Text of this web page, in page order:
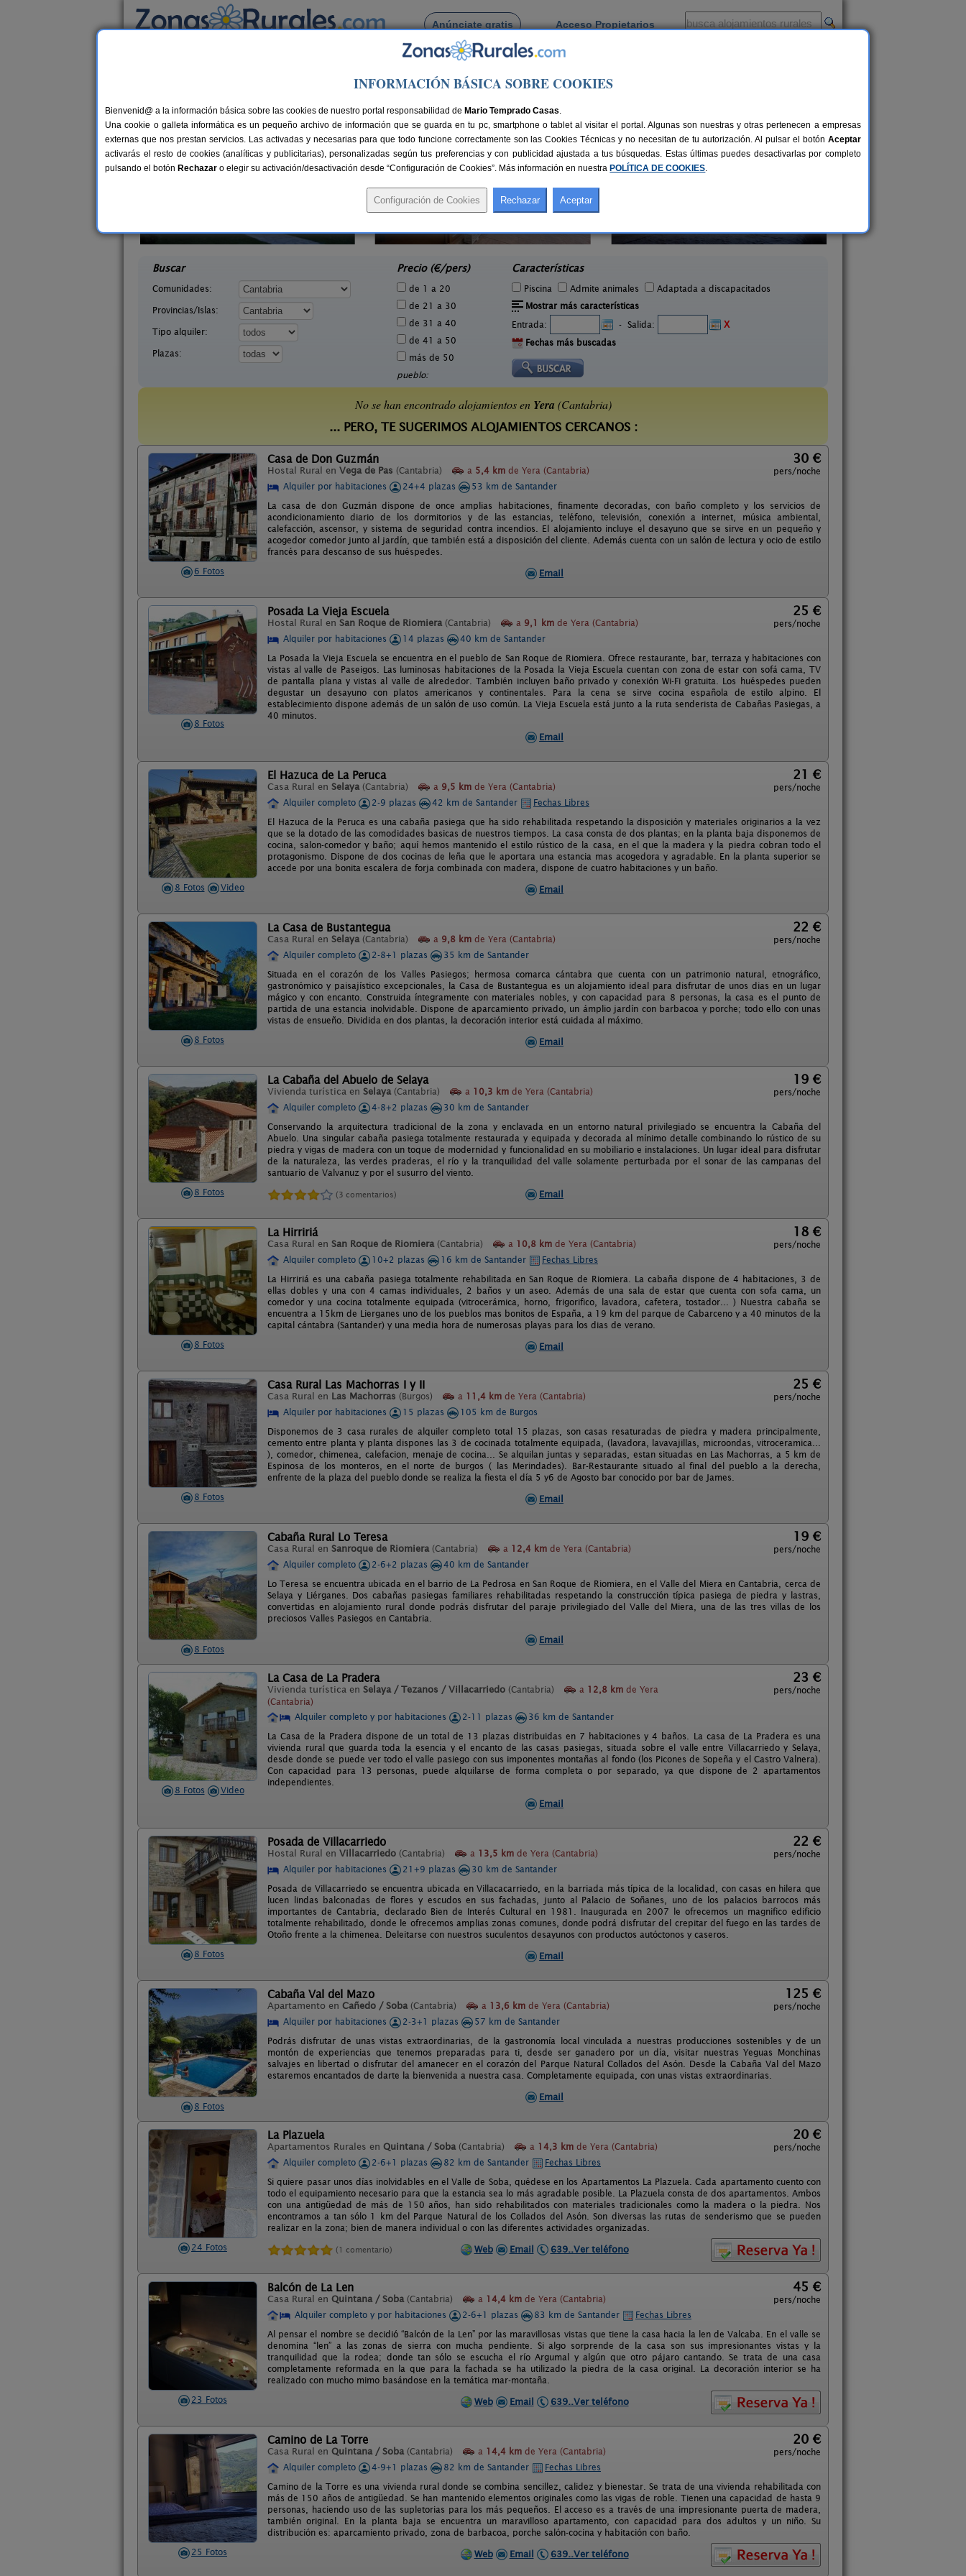
Anúnciate gratis Acceso Propietarios
Busca por pueblo
Casas Rurales cerca de Yera
25 €
El Trineo de Campoo
Buscar
Comunidades:
Provincias/Islas:
Tipo alquiler:
Plazas:
Precio (€/pers)
de 1 a 20
de 21 a 30
de 31 a 40
de 41 a 50
más de 50
pueblo:
Características
Piscina Admite animales
Adaptada a discapacitados
Mostrar más características
Entrada:
- Salida:
X
Fechas más buscadas
No se han encontrado alojamientos en Yera (Cantabria)
... PERO, TE SUGERIMOS ALOJAMIENTOS CERCANOS :
6 Fotos
Casa de Don Guzmán
Hostal Rural en Vega de Pas (Cantabria) a 5,4 km de Yera (Cantabria)
30 €
pers/noche
Alquiler por habitaciones
24+4 plazas
53 km de Santander
La casa de don Guzmán dispone de once amplias habitaciones, finamente decoradas, con baño completo y los servicios de
acondicionamiento diario de los dormitorios y de las estancias, teléfono, televisión, conexión a internet, música ambiental,
calefacción, ascensor, y sistema de seguridad contra incendios. El alojamiento incluye el desayuno que se sirve en un pequeño y
acogedor comedor junto al jardín, que también está a disposición del cliente. Además cuenta con un salón de lectura y ocio de estilo
francés para descanso de sus huéspedes.
Email
8 Fotos
Posada La Vieja Escuela
Hostal Rural en San Roque de Riomiera (Cantabria) a 9,1 km de Yera (Cantabria)
25 €
pers/noche
Alquiler por habitaciones
14 plazas
40 km de Santander
La Posada la Vieja Escuela se encuentra en el pueblo de San Roque de Riomiera. Ofrece restaurante, bar, terraza y habitaciones con
vistas al valle de Paseigos. Las luminosas habitaciones de la Posada la Vieja Escuela cuentan con zona de estar con sofá cama, TV
de pantalla plana y vistas al valle de alrededor. También incluyen baño privado y conexión Wi-Fi gratuita. Los huéspedes pueden
degustar un desayuno con platos americanos y continentales. Para la cena se sirve cocina española de estilo alpino. El
establecimiento dispone además de un salón de uso común. La Vieja Escuela está junto a la ruta senderista de Cabañas Pasiegas, a
40 minutos.
Email
8 Fotos Video
El Hazuca de La Peruca
Casa Rural en Selaya (Cantabria) a 9,5 km de Yera (Cantabria)
21 €
pers/noche
Alquiler completo
2-9 plazas 42 km de Santander
Fechas Libres
El Hazuca de la Peruca es una cabaña pasiega que ha sido rehabilitada respetando la disposición y materiales originarios a la vez
que se la dotado de las comodidades basicas de nuestros tiempos. La casa consta de dos plantas; en la planta baja disponemos de
cocina, salon-comedor y baño; aquí hemos mantenido el estilo rústico de la casa, en el que la madera y la piedra cobran todo el
protagonismo. Dispone de dos cocinas de leña que le aportara una estancia mas acogedora y agradable. En la planta superior se
accede por una bonita escalera de forja combinada con madera, dispone de cuatro habitaciones y un baño.
Email
8 Fotos
La Casa de Bustantegua
Casa Rural en Selaya (Cantabria) a 9,8 km de Yera (Cantabria)
22 €
pers/noche
Alquiler completo
2-8+1 plazas
35 km de Santander
Situada en el corazón de los Valles Pasiegos; hermosa comarca cántabra que cuenta con un patrimonio natural, etnográfico,
gastronómico y paisajístico excepcionales, la Casa de Bustantegua es un alojamiento ideal para disfrutar de unos dias en un lugar
mágico y con encanto. Construida íntegramente con materiales nobles, y con capacidad para 8 personas, la casa es el punto de
partida de una estancia inolvidable. Dispone de aparcamiento privado, un ámplio jardín con barbacoa y porche; todo ello con unas
vistas de ensueño. Dividida en dos plantas, la decoración interior está cuidada al máximo.
Email
8 Fotos
La Cabaña del Abuelo de Selaya
Vivienda turística en Selaya (Cantabria) a 10,3 km de Yera (Cantabria)
19 €
pers/noche
Alquiler completo
4-8+2 plazas
30 km de Santander
Conservando la arquitectura tradicional de la zona y enclavada en un entorno natural privilegiado se encuentra la Cabaña del
Abuelo. Una singular cabaña pasiega totalmente restaurada y equipada y decorada al mínimo detalle combinando lo rústico de su
piedra y vigas de madera con un toque de modernidad y funcionalidad en su mobiliario e instalaciones. Un lugar ideal para disfrutar
de la naturaleza, las verdes praderas, el río y la tranquilidad del valle solamente perturbada por el sonar de las campanas del
santuario de Valvanuz y por el susurro del viento.
(3 comentarios) Email
8 Fotos
La Hirririá
Casa Rural en San Roque de Riomiera (Cantabria) a 10,8 km de Yera (Cantabria)
18 €
pers/noche
Alquiler completo
10+2 plazas 16 km de Santander
Fechas Libres
La Hirririá es una cabaña pasiega totalmente rehabilitada en San Roque de Riomiera. La cabaña dispone de 4 habitaciones, 3 de
ellas dobles y una con 4 camas individuales, 2 baños y un aseo. Además de una sala de estar que cuenta con sofa cama, un
comedor y una cocina totalmente equipada (vitrocerámica, horno, frigorifico, lavadora, cafetera, tostador... ) Nuestra cabaña se
encuentra a 15km de Lierganes uno de los pueblos mas bonitos de España, a 19 km del parque de Cabarceno y a 40 minutos de la
capital cántabra (Santander) y una media hora de numerosas playas para los dias de verano.
Email
8 Fotos
Casa Rural Las Machorras I y II
Casa Rural en Las Machorras (Burgos) a 11,4 km de Yera (Cantabria)
25 €
pers/noche
Alquiler por habitaciones
15 plazas
105 km de Burgos
Disponemos de 3 casa rurales de alquiler completo total 15 plazas, son casas resaturadas de piedra y madera principalmente,
cemento entre planta y planta dispones las 3 de cocinada totalmente equipada, (lavadora, lavavajillas, microondas, vitroceramica...
), comedor, chimenea, calefacion, menaje de cocina... Se alquilan juntas y separadas, estan situadas en Las Machorras, a 5 km de
Espinosa de los monteros, en el norte de burgos ( las Merindades). Bar-Restaurante situado al final del pueblo a la derecha,
enfrente de la plaza del pueblo donde se realiza la fiesta el día 5 y6 de Agosto bar conocido por bar de James.
Email
8 Fotos
Cabaña Rural Lo Teresa
Casa Rural en Sanroque de Riomiera (Cantabria) a 12,4 km de Yera (Cantabria)
19 €
pers/noche
Alquiler completo
2-6+2 plazas
40 km de Santander
Lo Teresa se encuentra ubicada en el barrio de La Pedrosa en San Roque de Riomiera, en el Valle del Miera en Cantabria, cerca de
Selaya y Liérganes. Dos cabañas pasiegas familiares rehabilitadas respetando la construcción típica pasiega de piedra y lastras,
convertidas en alojamiento rural donde podrás disfrutar del paraje privilegiado del Valle del Miera, una de las tres villas de los
preciosos Valles Pasiegos en Cantabria.
Email
8 Fotos Video
La Casa de La Pradera
Vivienda turística en Selaya / Tezanos / Villacarriedo (Cantabria) a 12,8 km de Yera
(Cantabria)
23 €
pers/noche
Alquiler completo y por habitaciones 2-11 plazas
36 km de Santander
La Casa de la Pradera dispone de un total de 13 plazas distribuidas en 7 habitaciones y 4 baños. La casa de La Pradera es una
vivienda rural que guarda toda la esencia y el encanto de las casas pasiegas, situada sobre el valle entre Villacarriedo y Selaya,
desde donde se puede ver todo el valle pasiego con sus imponentes montañas al fondo (los Picones de Sopeña y el Castro Valnera).
Con capacidad para 13 personas, puede alquilarse de forma completa o por separado, ya que dispone de 2 apartamentos
independientes.
Email
8 Fotos
Posada de Villacarriedo
Hostal Rural en Villacarriedo (Cantabria) a 13,5 km de Yera (Cantabria)
22 €
pers/noche
Alquiler por habitaciones
21+9 plazas
30 km de Santander
Posada de Villacarriedo se encuentra ubicada en Villacacarriedo, en la barriada más típica de la localidad, con casas en hilera que
lucen lindas balconadas de flores y escudos en sus fachadas, junto al Palacio de Soñanes, uno de los palacios barrocos más
importantes de Cantabria, declarado Bien de Interés Cultural en 1981. Inaugurada en 2007 le ofrecemos un magnifico edificio
totalmente rehabilitado, donde le ofrecemos amplias zonas comunes, donde podrá disfrutar del crepitar del fuego en las tardes de
Otoño frente a la chimenea. Deleitarse con nuestros suculentos desayunos con productos autóctonos y caseros.
Email
8 Fotos
Cabaña Val del Mazo
Apartamento en Cañedo / Soba (Cantabria) a 13,6 km de Yera (Cantabria)
125 €
pers/noche
Alquiler por habitaciones
2-3+1 plazas
57 km de Santander
Podrás disfrutar de unas vistas extraordinarias, de la gastronomía local vinculada a nuestras producciones sostenibles y de un
montón de experiencias que tenemos preparadas para ti, desde ser ganadero por un día, visitar nuestras Yeguas Monchinas
salvajes en libertad o disfrutar del amanecer en el corazón del Parque Natural Collados del Asón. Desde la Cabaña Val del Mazo
estaremos encantados de darte la bienvenida a nuestra casa. Completamente equipada, con unas vistas extraordinarias.
Email
24 Fotos
La Plazuela
Apartamentos Rurales en Quintana / Soba (Cantabria) a 14,3 km de Yera (Cantabria)
20 €
pers/noche
Alquiler completo
2-6+1 plazas 82 km de Santander
Fechas Libres
Si quiere pasar unos días inolvidables en el Valle de Soba, quédese en los Apartamentos La Plazuela. Cada apartamento cuento con
todo el equipamiento necesario para que la estancia sea lo más agradable posible. La Plazuela consta de dos apartamentos. Ambos
con una antigüedad de más de 150 años, han sido rehabilitados con materiales tradicionales como la madera o la piedra. Nos
encontramos a tan sólo 1 km del Parque Natural de los Collados del Asón. Son diversas las rutas de senderismo que se pueden
realizar en la zona; bien de manera individual o con las diferentes actividades organizadas.
(1 comentario) Web Email 639..Ver teléfono
23 Fotos
Balcón de La Len
Casa Rural en Quintana / Soba (Cantabria) a 14,4 km de Yera (Cantabria)
45 €
pers/noche
Alquiler completo y por habitaciones
2-6+1 plazas 83 km de Santander
Fechas Libres
Al pensar el nombre se decidió “Balcón de la Len” por las maravillosas vistas que tiene la casa hacia la len de Valcaba. En el valle se
denomina “len” a las zonas de sierra con mucha pendiente. Si algo sorprende de la casa son sus impresionantes vistas y la
tranquilidad que la rodea; donde tan sólo se escucha el río Argumal y algún que otro pájaro cantando. Se trata de una casa
completamente reformada en la que para la fachada se ha utilizado la piedra de la casa original. La decoración interior se ha
realizado con mucho mimo basándose en la temática mar-montaña.
Web
Email 639..Ver teléfono
25 Fotos
Camino de La Torre
Casa Rural en Quintana / Soba (Cantabria) a 14,4 km de Yera (Cantabria)
20 €
pers/noche
Alquiler completo
4-9+1 plazas 82 km de Santander
Fechas Libres
Camino de la Torre es una vivienda rural donde se combina sencillez, calidez y bienestar. Se trata de una vivienda rehabilitada con
más de 150 años de antigüedad. Se han mantenido elementos originales como las vigas de roble. Tienen una capacidad de hasta 9
personas, haciendo uso de las supletorias para los más pequeños. El acceso es a través de una impresionante puerta de madera,
también original. En la planta baja se encuentra un maravilloso apartamento, con capacidad para dos adultos y un niño. Su
distribución es: aparcamiento privado, zona de barbacoa, porche salón-cocina y habitación con baño.
Web
Email 639..Ver teléfono
INFORMACIÓN BÁSICA SOBRE COOKIES
Bienvenid@ a la información básica sobre las cookies de nuestro portal responsabilidad de Mario Temprado Casas.
Una cookie o galleta informática es un pequeño archivo de información que se guarda en tu pc, smartphone o tablet al visitar el portal. Algunas son nuestras y otras pertenecen a empresas
externas que nos prestan servicios. Las activadas y necesarias para que todo funcione correctamente son las Cookies Técnicas y no necesitan de tu autorización. Al pulsar el botón Aceptar
activarás el resto de cookies (analíticas y publicitarias), personalizadas según tus preferencias y con publicidad ajustada a tus búsquedas. Estas últimas puedes desactivarlas por completo
pulsando el botón Rechazar o elegir su activación/desactivación desde “Configuración de Cookies”. Más información en nuestra POLÍTICA DE COOKIES.